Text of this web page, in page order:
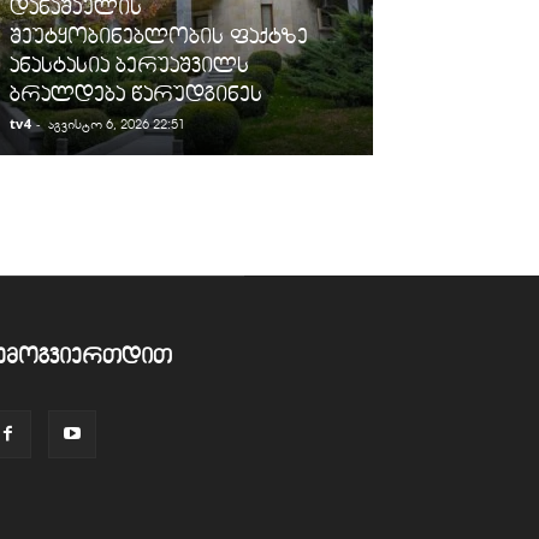
დანაშაულის
შეუტყობინებლობის ფაქტზე
ანასტასია ბერუაშვილს
ბრალდება წარუდგინეს
tv4 - აგვისტო 6, 2026 22:51